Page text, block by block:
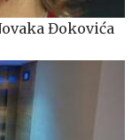
Đokovića